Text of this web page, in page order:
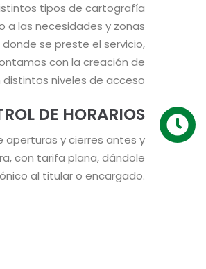
tipos de cartografía
a las necesidades y zonas
se preste el servicio,
con la creación de
distintos niveles de acceso
DE HORARIOS
aperturas y cierres antes y
con tarifa plana, dándole
al titular o encargado.